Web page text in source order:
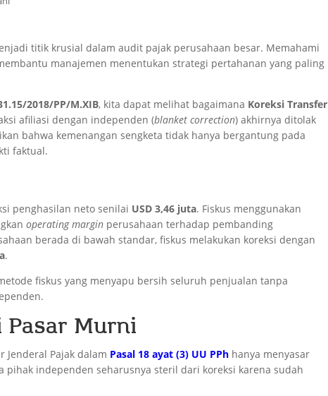
titik krusial dalam audit pajak perusahaan besar. Memahami
manajemen menentukan strategi pertahanan yang paling
2018/PP/M.XIB, kita dapat melihat bagaimana Koreksi Transfer
afiliasi dengan independen (blanket correction) akhirnya ditolak
bahwa kemenangan sengketa tidak hanya bergantung pada
faktual.
penghasilan neto senilai USD 3,46 juta. Fiskus menggunakan
operating margin perusahaan terhadap pembanding
berada di bawah standar, fiskus melakukan koreksi dengan
.
fiskus yang menyapu bersih seluruh penjualan tanpa
Murni
Jenderal Pajak dalam Pasal 18 ayat (3) UU PPh hanya menyasar
independen seharusnya steril dari koreksi karena sudah